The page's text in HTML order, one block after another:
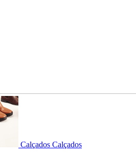
Calçados Calçados